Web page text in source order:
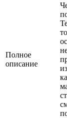
Полное
описание